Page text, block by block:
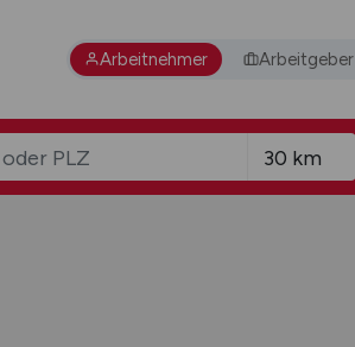
Arbeitnehmer Arbeitgeber